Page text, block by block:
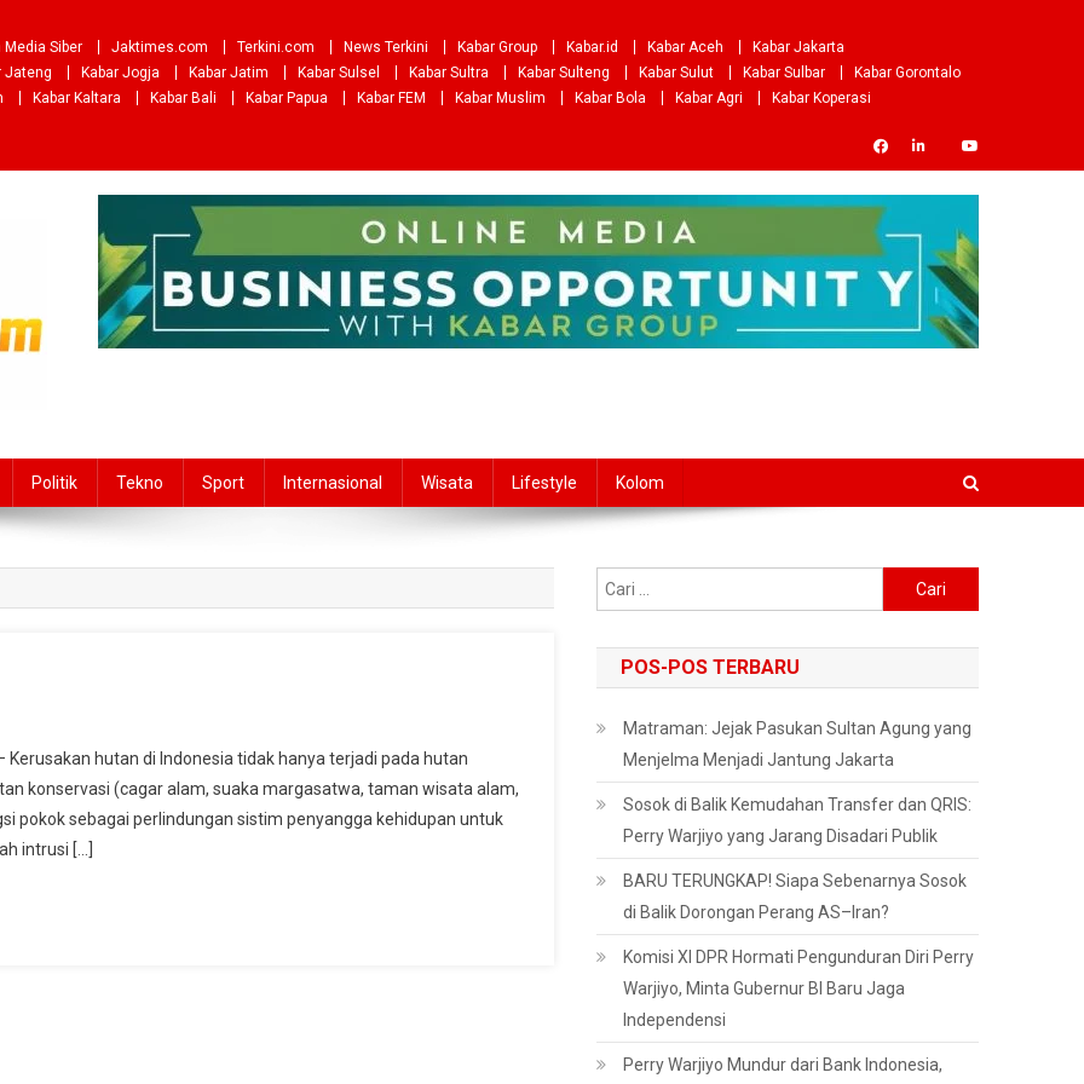
Media Siber Jaktimes.com Terkini.com News Terkini Kabar Group Kabar.id Kabar Aceh
Kabar Jakarta
Jateng Kabar Jogja Kabar Jatim Kabar Sulsel Kabar Sultra Kabar Sulteng Kabar Sulut Kabar Sulbar
Kabar Gorontalo
Kabar Kaltara Kabar Bali Kabar Papua Kabar FEM Kabar Muslim Kabar Bola Kabar Agri
Kabar Koperasi
Politik Tekno Sport Internasional Wisata Lifestyle Kolom
Kerusakan hutan di Indonesia tidak hanya terjadi pada hutan
konservasi (cagar alam, suaka margasatwa, taman wisata alam,
pokok sebagai perlindungan sistim penyangga kehidupan untuk
intrusi […]
untuk:
POS-POS TERBARU
Matraman: Jejak Pasukan Sultan Agung yang
Menjelma Menjadi Jantung Jakarta
Sosok di Balik Kemudahan Transfer dan QRIS:
Perry Warjiyo yang Jarang Disadari Publik
BARU TERUNGKAP! Siapa Sebenarnya Sosok
di Balik Dorongan Perang AS–Iran?
Komisi XI DPR Hormati Pengunduran Diri Perry
Warjiyo, Minta Gubernur BI Baru Jaga
Independensi
Perry Warjiyo Mundur dari Bank Indonesia,